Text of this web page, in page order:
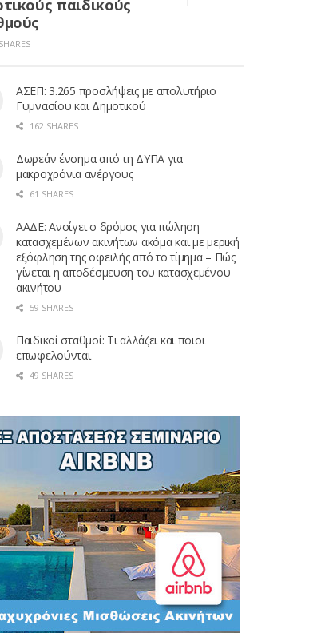
παιδικούς
ΑΣΕΠ: 3.265 προσλήψεις με απολυτήριο
Γυμνασίου και Δημοτικού
162 SHARES
Δωρεάν ένσημα από τη ΔΥΠΑ για
μακροχρόνια ανέργους
61 SHARES
ΑΑΔΕ: Ανοίγει ο δρόμος για πώληση
κατασχεμένων ακινήτων ακόμα και με μερική
εξόφληση της οφειλής από το τίμημα – Πώς
γίνεται η αποδέσμευση του κατασχεμένου
ακινήτου
59 SHARES
Παιδικοί σταθμοί: Τι αλλάζει και ποιοι
επωφελούνται
49 SHARES